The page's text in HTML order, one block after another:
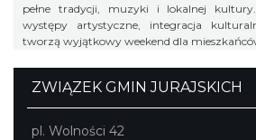
pełne tradycji, muzyki i lokalnej
występy artystyczne, integracja
tworzą wyjątkowy weekend dla
ZWIĄZEK GMIN JURAJSKICH
pl. Wolności 42